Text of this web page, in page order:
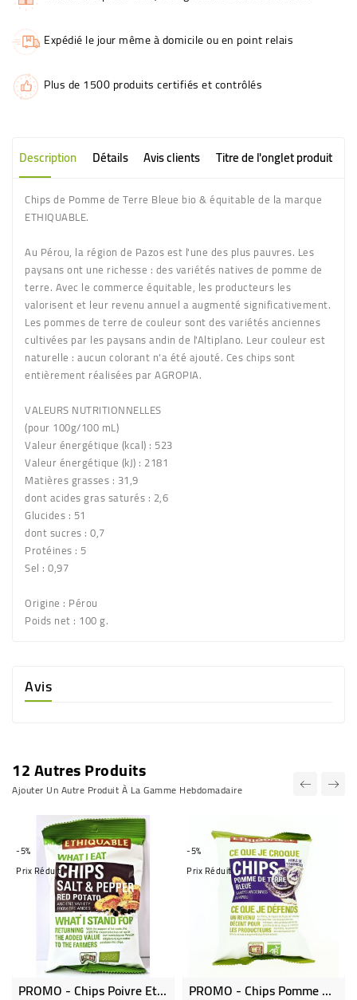
Expédié le jour même à domicile ou en point relais
Plus de 1500 produits certifiés et contrôlés
Description Détails Avis clients Titre de l'onglet produit
Chips de Pomme de Terre Bleue bio & équitable de la marque
ETHIQUABLE.
Au Pérou, la région de Pazos est l'une des plus pauvres. Les
paysans ont une richesse : des variétés natives de pomme de
terre. Avec le commerce équitable, les producteurs les
valorisent et leur revenu annuel a augmenté significativement.
Les pommes de terre de couleur sont des variétés anciennes
cultivées par les paysans andin de l'Altiplano. Leur couleur est
naturelle : aucun colorant n'a été ajouté. Ces chips sont
entièrement réalisées par AGROPIA.
VALEURS NUTRITIONNELLES
(pour 100g/100 mL)
Valeur énergétique (kcal) : 523
Valeur énergétique (kJ) : 2181
Matières grasses : 31,9
dont acides gras saturés : 2,6
Glucides : 51
dont sucres : 0,7
Protéines : 5
Sel : 0,97
Origine : Pérou
Poids net : 100 g.
Avis
12 Autres Produits
Ajouter Un Autre Produit À La Gamme Hebdomadaire
-5%
Prix Réduit
PROMO - Chips Poivre Et Sel De Pomme De Terre Rouge 40 G - Bio & Équitable
-5%
Prix Réduit
PROMO - Chips Pomme De Terre Bleue Bio & Équitable - 40 G